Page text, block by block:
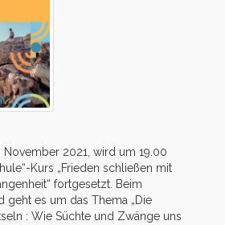
November 2021, wird um 19.00
Kurs „Frieden schließen mit
fortgesetzt. Beim
geht es um das Thema „Die
: Wie Süchte und Zwänge uns